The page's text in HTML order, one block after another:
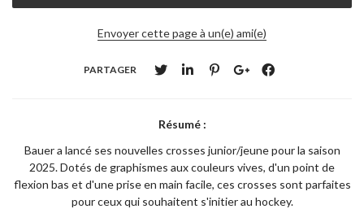
Envoyer cette page à un(e) ami(e)
PARTAGER
Résumé :
Bauer a lancé ses nouvelles crosses junior/jeune pour la saison
2025. Dotés de graphismes aux couleurs vives, d'un point de
flexion bas et d'une prise en main facile, ces crosses sont parfaites
pour ceux qui souhaitent s'initier au hockey.